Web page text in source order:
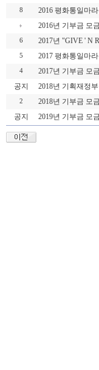
8
2016 평화통일마
2016년 기부금 모
6 2017년 "GIVE ' N
5 2017 평화통일마
4
2017년 기부금 모
공지
2018년 기획재정
2
2018년 기부금 모
공지
2019년 기부금 모